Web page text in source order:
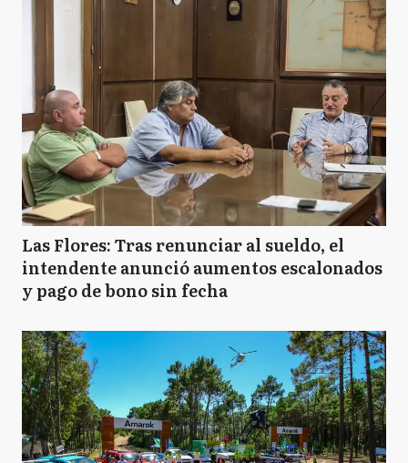
Las Flores: Tras renunciar al sueldo, el
intendente anunció aumentos escalonados
y pago de bono sin fecha